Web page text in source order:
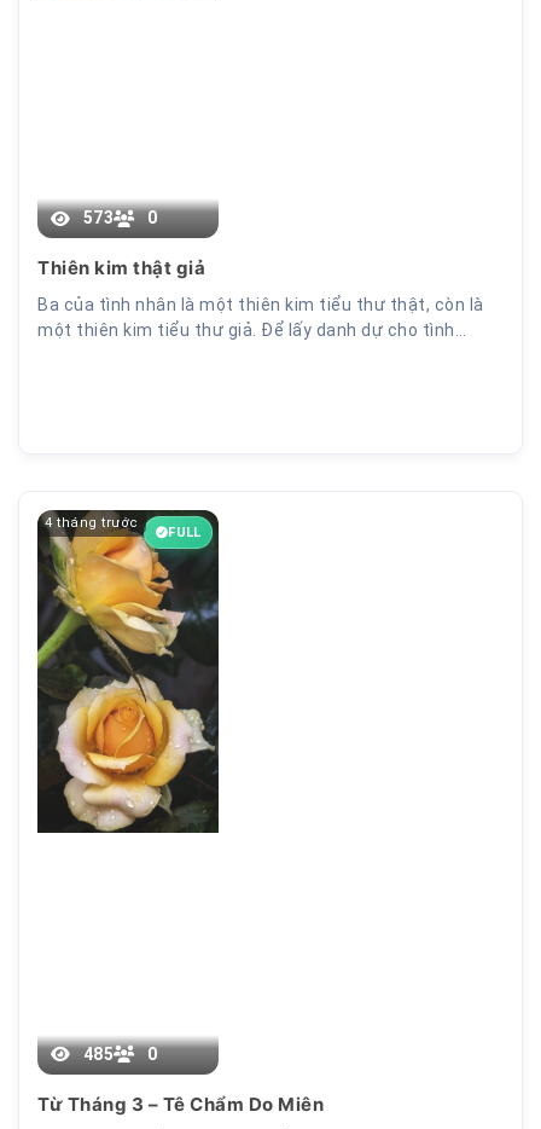
Chương 207
573 0
Thiên kim thật giả
Ba của tình nhân là một thiên kim tiểu thư thật, còn là
một thiên kim tiểu thư giả. Để lấy danh dự cho tình…
4 tháng trước
FULL
485 0
Từ Tháng 3 – Tê Chẩm Do Miên